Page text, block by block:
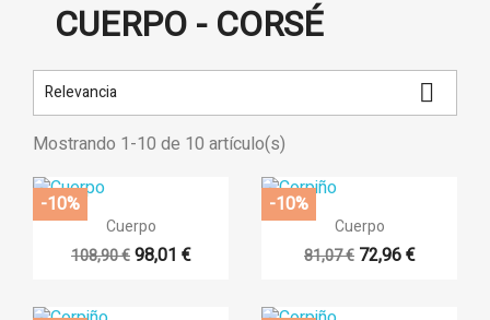
CUERPO - CORSÉ
Relevancia 
Mostrando 1-10 de 10 artículo(s)
 Vista rápida
Cuerpo
108,90 €98,01 €
-10%
 Vista rápida
Cuerpo
81,07 € 72,96 €
-10%